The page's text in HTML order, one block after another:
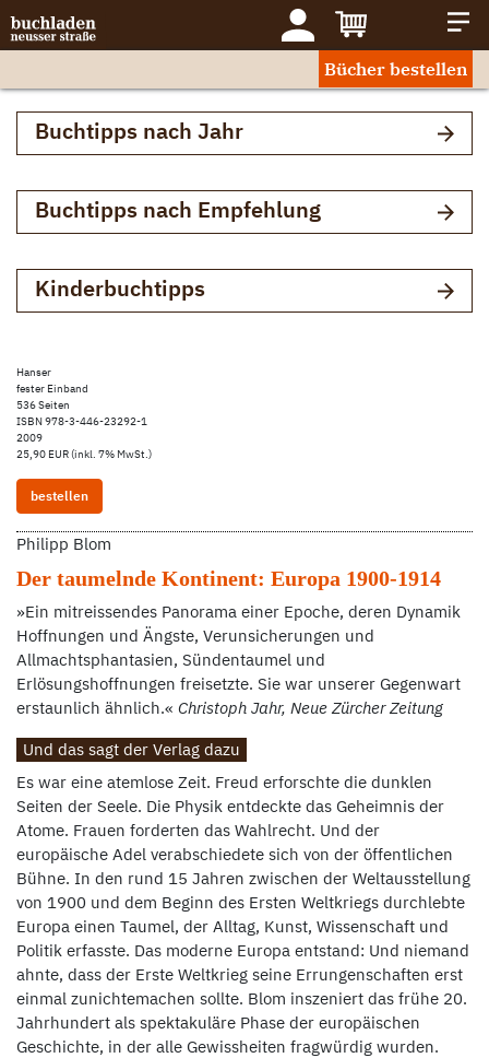
Bücher bestellen
Buchtipps nach Jahr
Buchtipps nach Empfehlung
Kinderbuchtipps
Hanser
fester Einband
536 Seiten
ISBN 978-3-446-23292-1
2009
25,90 EUR (inkl. 7% MwSt.)
bestellen
Philipp Blom
Der taumelnde Kontinent: Europa 1900-1914
»Ein mitreissendes Panorama einer Epoche, deren Dynamik
Hoffnungen und Ängste, Verunsicherungen und
Allmachtsphantasien, Sündentaumel und
Erlösungshoffnungen freisetzte. Sie war unserer Gegenwart
erstaunlich ähnlich.« Christoph Jahr, Neue Zürcher Zeitung
Und das sagt der Verlag dazu
Es war eine atemlose Zeit. Freud erforschte die dunklen
Seiten der Seele. Die Physik entdeckte das Geheimnis der
Atome. Frauen forderten das Wahlrecht. Und der
europäische Adel verabschiedete sich von der öffentlichen
Bühne. In den rund 15 Jahren zwischen der Weltausstellung
von 1900 und dem Beginn des Ersten Weltkriegs durchlebte
Europa einen Taumel, der Alltag, Kunst, Wissenschaft und
Politik erfasste. Das moderne Europa entstand: Und niemand
ahnte, dass der Erste Weltkrieg seine Errungenschaften erst
einmal zunichtemachen sollte. Blom inszeniert das frühe 20.
Jahrhundert als spektakuläre Phase der europäischen
Geschichte, in der alle Gewissheiten fragwürdig wurden.